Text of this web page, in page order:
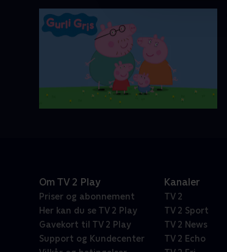
Om TV 2 Play
Priser og abonnement
Her kan du se TV 2 Play
Gavekort til TV 2 Play
Support og Kundecenter
Kanaler
TV 2
TV 2 Sport
TV 2 News
TV 2 Echo